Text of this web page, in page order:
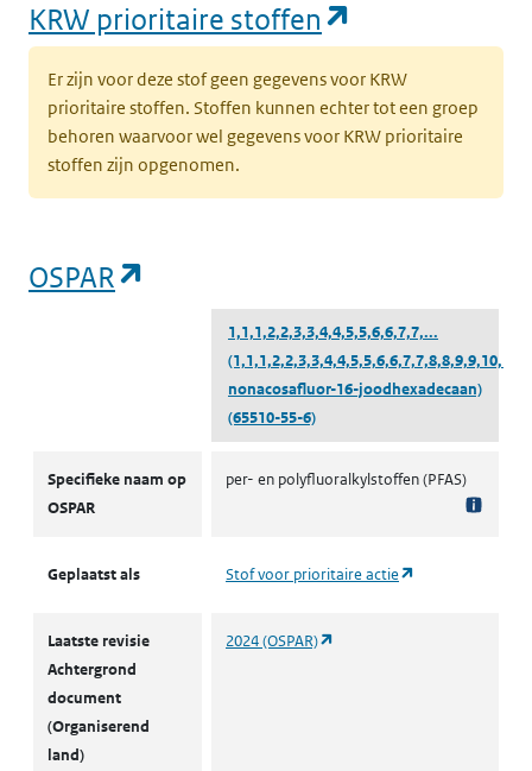
KRW prioritaire stoffen
Er zijn voor deze stof geen gegevens voor KRW
prioritaire stoffen. Stoffen kunnen echter tot een groep
behoren waarvoor wel gegevens voor KRW prioritaire
stoffen zijn opgenomen.
OSPAR
1,1,1,2,2,3,3,4,4,5,5,6,6,7,7,...
nonacosafluor-16-joodhexadecaan)
(65510-55-6)
Specifieke naam op
OSPAR
per- en polyfluoralkylstoffen (PFAS)
Geplaatst als Stof voor prioritaire actie
Laatste revisie
Achtergrond
document
(Organiserend
land)
2024 (OSPAR)